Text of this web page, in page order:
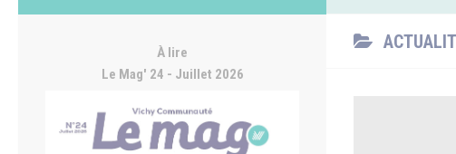
À lire
Le Mag' 24 - Juillet 2026